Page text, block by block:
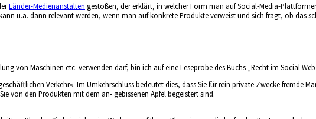
Länder-Medienanstalten gestoßen, der erklärt, in welcher Form man auf Social-Media-
u.a. dann relevant werden, wenn man auf konkrete Produkte verweist und sich fragt, ob das
von Maschinen etc. verwenden darf, bin ich auf eine Leseprobe des Buchs „Recht im Social
Verkehr«. Im Umkehrschluss bedeutet dies, dass Sie für rein private Zwecke fremde
von den Produkten mit dem an- gebissenen Apfel begeistert sind.